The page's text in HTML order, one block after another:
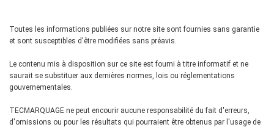
Toutes les informations publiées sur notre site sont fournies sans garantie
et sont susceptibles d'être modifiées sans préavis.
Le contenu mis à disposition sur ce site est fourni à titre informatif et ne
saurait se substituer aux dernières normes, lois ou réglementations
gouvernementales.
TECMARQUAGE ne peut encourir aucune responsabilité du fait d'erreurs,
d'omissions ou pour les résultats qui pourraient être obtenus par l'usage de